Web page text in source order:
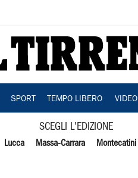
SPORT TEMPO LIBERO VIDEO
SCEGLI L'EDIZIONE
Lucca Massa-Carrara Montecatini